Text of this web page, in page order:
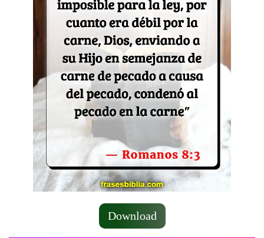
Download